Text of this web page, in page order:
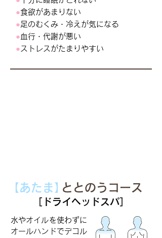
●食欲があまりない
● 足のむくみ・冷えが気になる
● 血行・代謝が悪い
● ストレスがたまりやすい
【あたま 】 ととのうコース
［ドライヘッドスパ］
水やオイルを使わずに
オールハンドでデコル